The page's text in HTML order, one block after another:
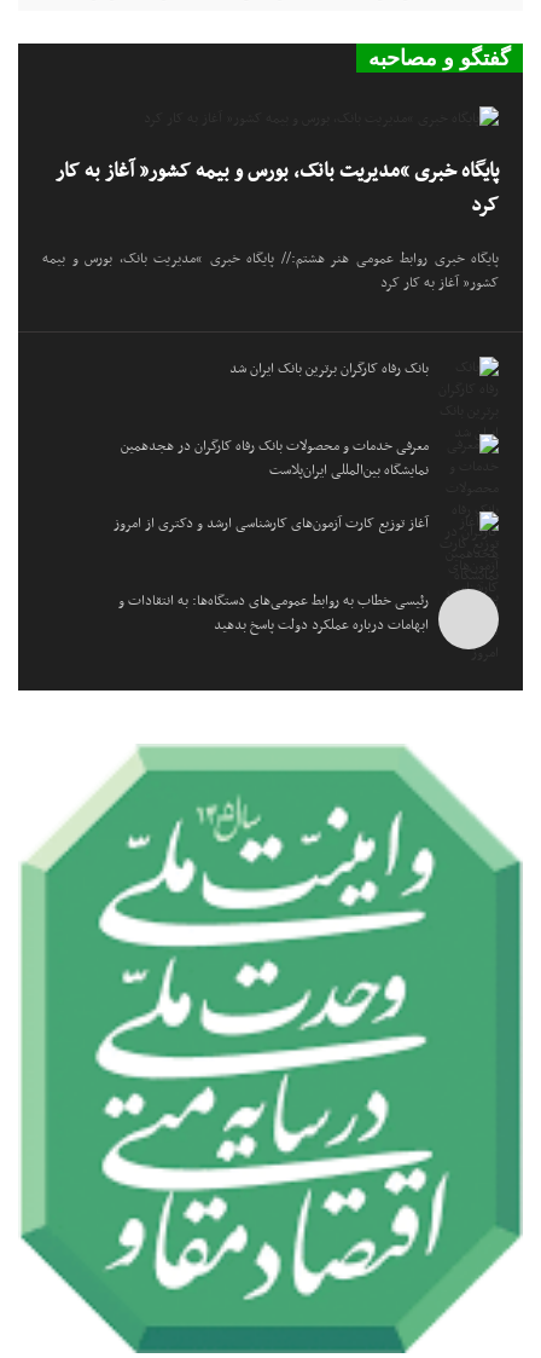
گفتگو و مصاحبه
پایگاه خبری “مدیریت بانک، بورس و بیمه کشور” آغاز به کار
کرد
پایگاه خبری روابط عمومی هنر هشتم:// پایگاه خبری “مدیریت بانک، بورس و بیمه
کشور” آغاز به کار کرد
بانک رفاه کارگران برترین بانک ایران شد
معرفی خدمات و محصولات بانک رفاه کارگران در هجدهمین
نمایشگاه بین‌المللی ایران‌پلاست
آغاز توزیع کارت آزمون‌های کارشناسی ارشد و دکتری از امروز
رئیسی خطاب به روابط عمومی‌های دستگاه‌ها: به انتقادات و
ابهامات درباره عملکرد دولت پاسخ بدهید